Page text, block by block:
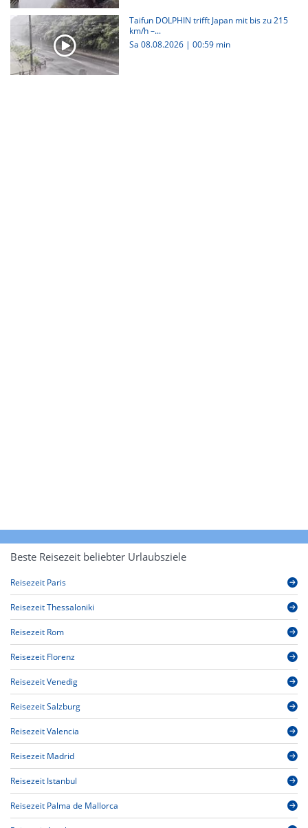
Taifun DOLPHIN trifft Japan mit bis zu 215
km/h –...
Sa 08.08.2026 | 00:59 min
Beste Reisezeit beliebter Urlaubsziele
Reisezeit Paris
Reisezeit Thessaloniki
Reisezeit Rom
Reisezeit Florenz
Reisezeit Venedig
Reisezeit Salzburg
Reisezeit Valencia
Reisezeit Madrid
Reisezeit Istanbul
Reisezeit Palma de Mallorca